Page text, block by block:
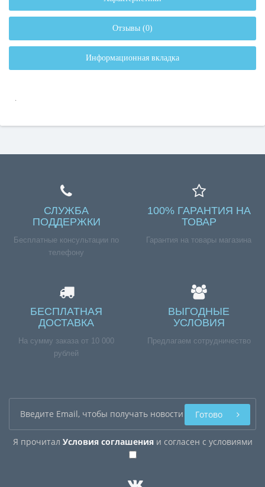
Отзывы (0)
Информационная вкладка
.
СЛУЖБА
ПОДДЕРЖКИ
Бесплатные консультации по
телефону
100% ГАРАНТИЯ НА
ТОВАР
Гарантия на товары магазина
БЕСПЛАТНАЯ
ДОСТАВКА
На сумму заказа от 10 000
рублей
ВЫГОДНЫЕ
УСЛОВИЯ
Предлагаем сотрудничество
Я прочитал Условия соглашенияи согласен с условиями
Готово